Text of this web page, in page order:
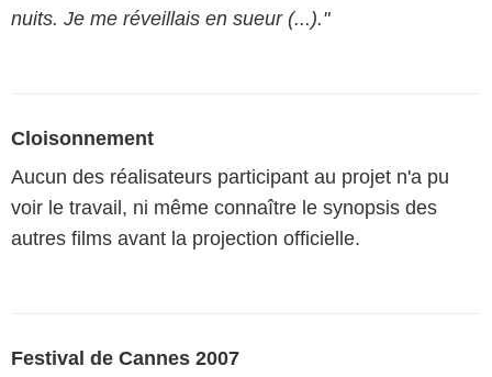
nuits. Je me réveillais en sueur (...)."
Cloisonnement
Aucun des réalisateurs participant au projet n'a pu
voir le travail, ni même connaître le synopsis des
autres films avant la projection officielle.
Festival de Cannes 2007